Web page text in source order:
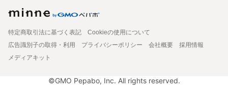
特定商取引法に基づく表記
Cookieの使用について
広告識別子の取得・利用
プライバシーポリシー 会社概要
採用情報
メディアキット
©GMO Pepabo, Inc. All rights reserved.